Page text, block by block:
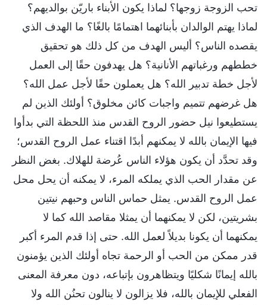
تحب الزوجة زوجها؟ لماذا يكون الأبناء باريّن بوالديهم؟
لماذا يهتم الوالدان بأبنائهما اهتمامًا بالغًا؟ ما الهدف الذي
يقصده الناس؟ أليس الهدف من كل ذلك هو تحقيق
خططهم ورغباتهم الأنانية؟ هل يهدفون حقًا إلى العمل
لأجل خطة تدبير الله؟ هل يعملون حقًا لأجل عمل الله؟
هل غرضهم تتميم واجبات كائن مخلوق؟ أولئك الذين لم
يستطيعوا نيل حضور الروح القدس منذ اللحظة التي بدأوا
فيها الإيمان بالله لا يمكنهم أبدًا اقتناء عمل الروح القدس؛
وقد تحدَّد أن يكون هؤلاء الناس عُرضة للهلاك. بغض النظر
عن مقدار الحب الذي يملكه المرء، لا يمكنه أن يحل محل
عمل الروح القدس. يمثل حماس الناس وحبهم نيتين
بشريتين، لكن لا يمكنهما أن يمثلا مقاصد الله كما لا
يمكنهما أن يكونا بديلاً لعمل الله. حتى إذا قدم المرء أكبر
قدر ممكن من الحب أو الرحمة تجاه أولئك الذين يؤمنون
بالله إيمانًا شكليًا ويتظاهرون بإتباعه، دون معرفة المعنى
الفعلي للإيمان بالله، فلا يزالون لا ينالون تحنُن الله ولا